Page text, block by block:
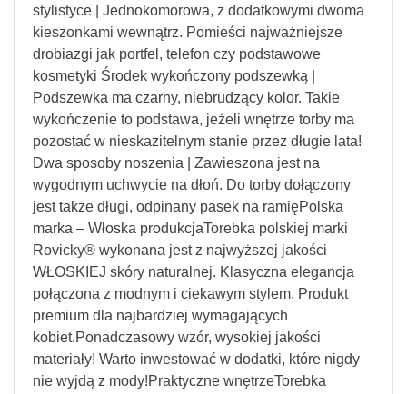
stylistyce | Jednokomorowa, z dodatkowymi dwoma
kieszonkami wewnątrz. Pomieści najważniejsze
drobiazgi jak portfel, telefon czy podstawowe
kosmetyki Środek wykończony podszewką |
Podszewka ma czarny, niebrudzący kolor. Takie
wykończenie to podstawa, jeżeli wnętrze torby ma
pozostać w nieskazitelnym stanie przez długie lata!
Dwa sposoby noszenia | Zawieszona jest na
wygodnym uchwycie na dłoń. Do torby dołączony
jest także długi, odpinany pasek na ramięPolska
marka – Włoska produkcjaTorebka polskiej marki
Rovicky® wykonana jest z najwyższej jakości
WŁOSKIEJ skóry naturalnej. Klasyczna elegancja
połączona z modnym i ciekawym stylem. Produkt
premium dla najbardziej wymagających
kobiet.Ponadczasowy wzór, wysokiej jakości
materiały! Warto inwestować w dodatki, które nigdy
nie wyjdą z mody!Praktyczne wnętrzeTorebka